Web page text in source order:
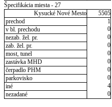
Špecifikácia miesta - 27
Kysucké Nové Mesto
5505
prechod
1
v bl. prechodu
0
nezab. žel. pr.
0
zab. žel. pr.
0
most, tunel
0
zastávka MHD
0
čerpadlo PHM
0
parkovisko
0
iné
4
nezadané
0